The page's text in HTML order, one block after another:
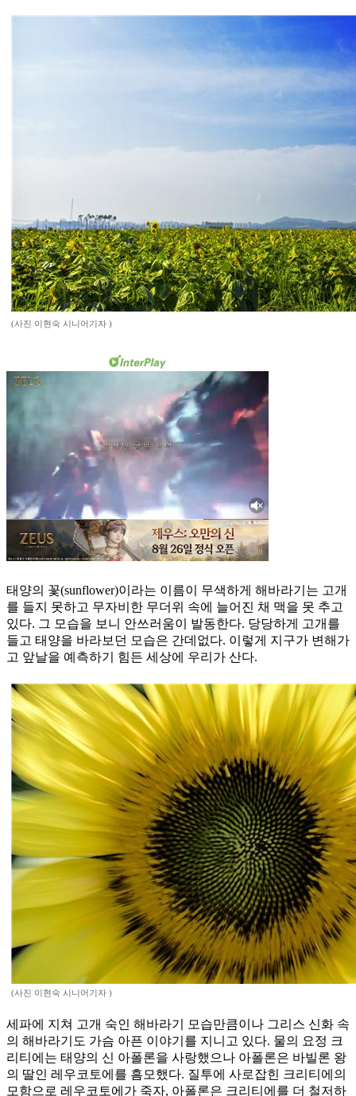
(사진 이현숙 시니어기자 )
태양의 꽃(sunflower)이라는 이름이 무색하게 해바라기는 고개
를 들지 못하고 무자비한 무더위 속에 늘어진 채 맥을 못 추고
있다. 그 모습을 보니 안쓰러움이 발동한다. 당당하게 고개를
들고 태양을 바라보던 모습은 간데없다. 이렇게 지구가 변해가
고 앞날을 예측하기 힘든 세상에 우리가 산다.
(사진 이현숙 시니어기자 )
세파에 지쳐 고개 숙인 해바라기 모습만큼이나 그리스 신화 속
의 해바라기도 가슴 아픈 이야기를 지니고 있다. 물의 요정 크
리티에는 태양의 신 아폴론을 사랑했으나 아폴론은 바빌론 왕
의 딸인 레우코토에를 흠모했다. 질투에 사로잡힌 크리티에의
모함으로 레우코토에가 죽자, 아폴론은 크리티에를 더 철저하